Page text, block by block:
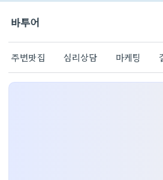
바투어
주변맛집 심리상담 마케팅